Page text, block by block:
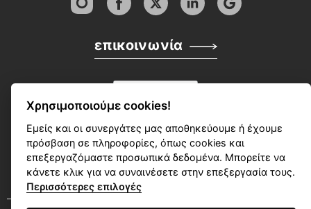
επικοινωνία
Χρησιμοποιούμε cookies!
Εμείς και οι συνεργάτες μας αποθηκεύουμε ή έχουμε
πρόσβαση σε πληροφορίες, όπως cookies και
επεξεργαζόμαστε προσωπικά δεδομένα. Μπορείτε να
κάνετε κλικ για να συναινέσετε στην επεξεργασία τους.
Περισσότερες επιλογές